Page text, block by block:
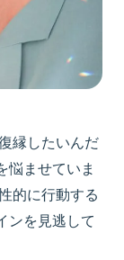
縁したいんだ
悩ませていま
的に行動する
ンを見逃して